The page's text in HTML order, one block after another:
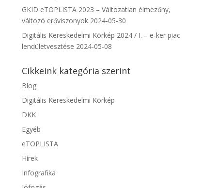
GKID eTOPLISTA 2023 – Változatlan élmezőny,
változó erőviszonyok 2024-05-30
Digitális Kereskedelmi Körkép 2024 / I. – e-ker piac
lendületvesztése 2024-05-08
Cikkeink kategória szerint
Blog
Digitális Kereskedelmi Körkép
DKK
Egyéb
eTOPLISTA
Hírek
Infografika